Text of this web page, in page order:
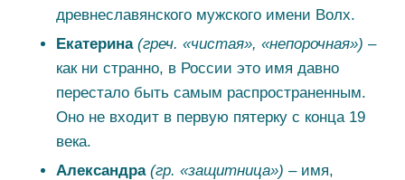
древнеславянского мужского имени Волх.
Екатерина(греч. «чистая», «непорочная») –
как ни странно, в России это имя давно
перестало быть самым распространенным.
Оно не входит в первую пятерку с конца 19
века.
Александра(гр. «защитница») –имя,